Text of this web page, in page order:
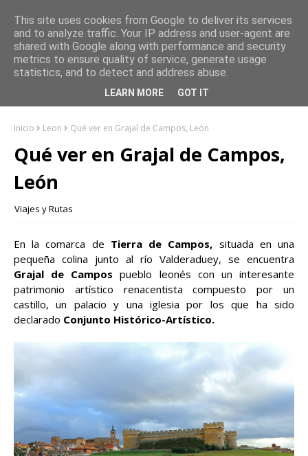
Inicio Leon Qué ver en Grajal de Campos, León
Qué ver en Grajal de Campos,
León
Viajes y Rutas
En la comarca de Tierra de Campos, situada en una
pequeña colina junto al río Valderaduey, se encuentra
Grajal de Campos pueblo leonés con un interesante
patrimonio artístico renacentista compuesto por un
castillo, un palacio y una iglesia por los que ha sido
declarado Conjunto Histórico-Artístico.
This site uses cookies from Google to deliver its services
and to analyze traffic. Your IP address and user-agent are
shared with Google along with performance and security
metrics to ensure quality of service, generate usage
statistics, and to detect and address abuse.
LEARN MORE GOT IT